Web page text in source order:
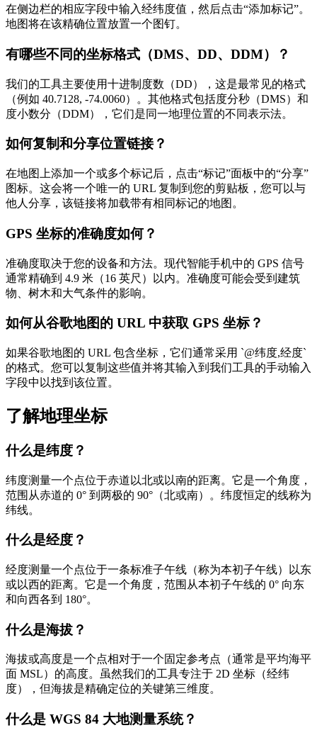
在侧边栏的相应字段中输入经纬度值，然后点击“添加标记”。
地图将在该精确位置放置一个图钉。
有哪些不同的坐标格式（DMS、DD、DDM）？
我们的工具主要使用十进制度数（DD），这是最常见的格式
（例如 40.7128, -74.0060）。其他格式包括度分秒（DMS）和
度小数分（DDM），它们是同一地理位置的不同表示法。
如何复制和分享位置链接？
在地图上添加一个或多个标记后，点击“标记”面板中的“分享”
图标。这会将一个唯一的 URL 复制到您的剪贴板，您可以与
他人分享，该链接将加载带有相同标记的地图。
GPS 坐标的准确度如何？
准确度取决于您的设备和方法。现代智能手机中的 GPS 信号
通常精确到 4.9 米（16 英尺）以内。准确度可能会受到建筑
物、树木和大气条件的影响。
如何从谷歌地图的 URL 中获取 GPS 坐标？
如果谷歌地图的 URL 包含坐标，它们通常采用 `@纬度,经度`
的格式。您可以复制这些值并将其输入到我们工具的手动输入
字段中以找到该位置。
了解地理坐标
什么是纬度？
纬度测量一个点位于赤道以北或以南的距离。它是一个角度，
范围从赤道的 0° 到两极的 90°（北或南）。纬度恒定的线称为
纬线。
什么是经度？
经度测量一个点位于一条标准子午线（称为本初子午线）以东
或以西的距离。它是一个角度，范围从本初子午线的 0° 向东
和向西各到 180°。
什么是海拔？
海拔或高度是一个点相对于一个固定参考点（通常是平均海平
面 MSL）的高度。虽然我们的工具专注于 2D 坐标（经纬
度），但海拔是精确定位的关键第三维度。
什么是 WGS 84 大地测量系统？